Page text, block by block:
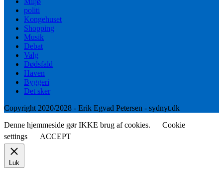
politi
Kongehuset
Shopping
Musik
Debat
Valg
Dødsfald
Haven
Byggeri
Det sker
Copyright 2020/2028 - Erik Egvad Petersen - sydnyt.dk
Denne hjemmeside gør IKKE brug af cookies.
Cookie
settings
ACCEPT
Luk